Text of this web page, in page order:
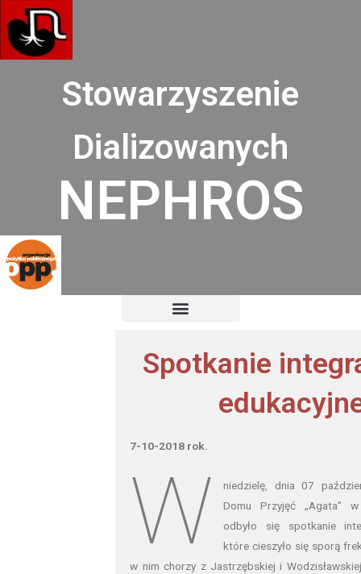
Przejdź
do
treści
Stowarzyszenie
Dializowanych
NEPHROS
Spotkanie
7-10-2018 rok.
W
niedzielę, dnia 07
Domu Przyjęć „Agata”
odbyło się spotkanie
które cieszyło się sporą
w nim chorzy z Jastrzębskiej i